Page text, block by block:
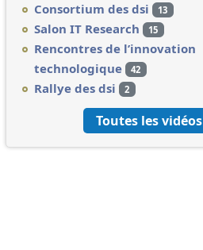
Consortium des dsi 13
Salon IT Research 15
Rencontres de l’innovation
technologique
42
Rallye des dsi 2
Toutes les vidéos